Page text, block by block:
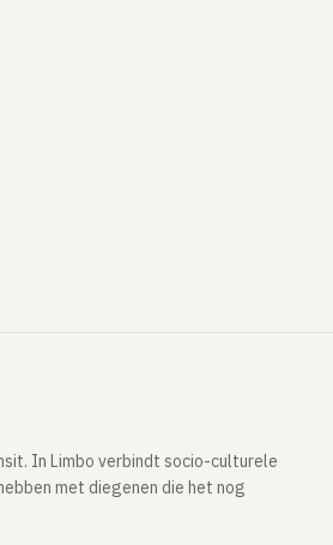
In Limbo verbindt socio-culturele
met diegenen die het nog